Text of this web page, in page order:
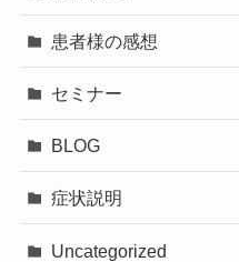
患者様の感想
セミナー
BLOG
症状説明
Uncategorized